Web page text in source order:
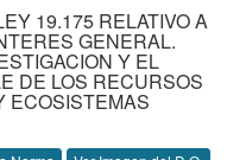
19.175 RELATIVO A
GENERAL.
Y EL
DE LOS RECURSOS
ECOSISTEMAS